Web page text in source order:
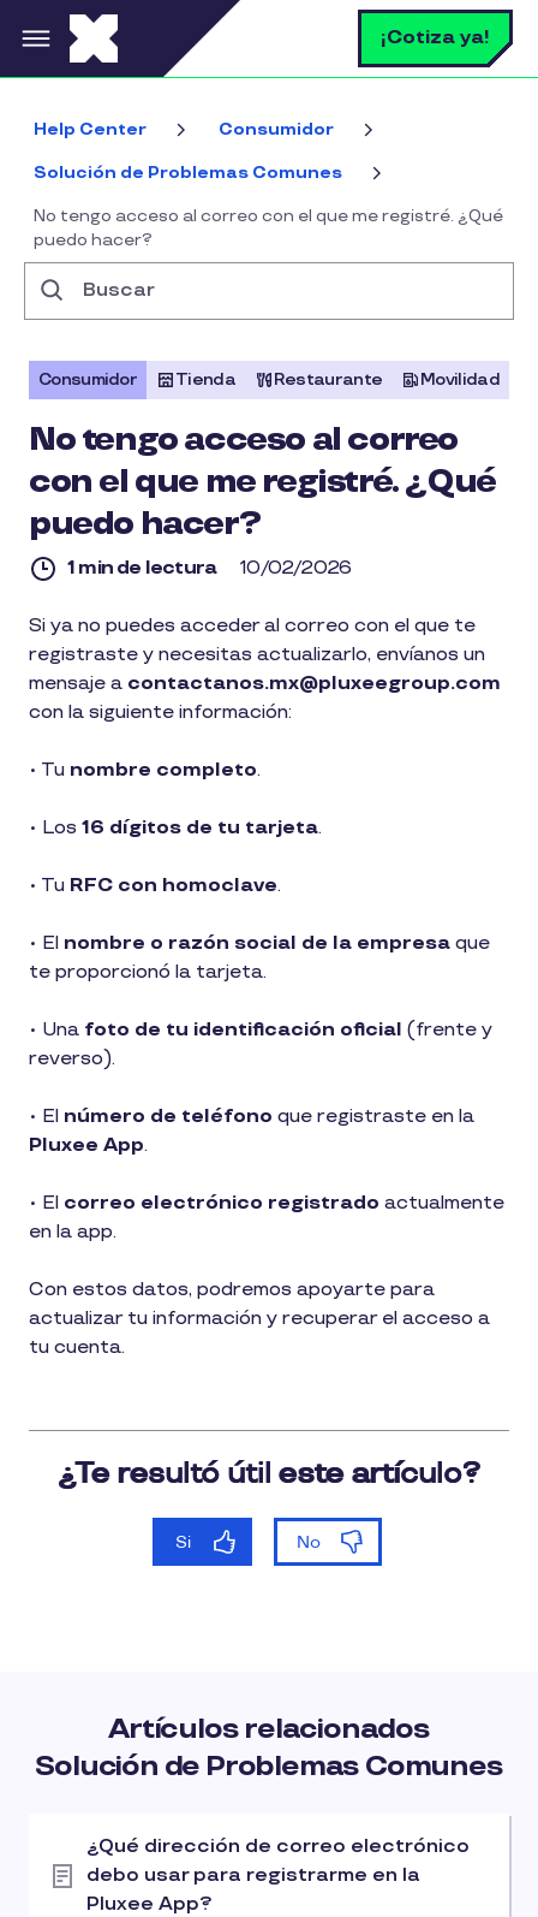
Pasar al contenido principal ¡Cotiza ya!
Help Center Consumidor
Solución de Problemas Comunes
No tengo acceso al correo con el que me registré. ¿Qué
puedo hacer?
Consumidor Tienda Restaurante Movilidad
No tengo acceso al correo
con el que me registré. ¿Qué
puedo hacer?
1 min de lectura 10/02/2026
1
min
de
lectura
Si ya no puedes acceder al correo con el que te
registraste y necesitas actualizarlo, envíanos un
mensaje a contactanos.mx@pluxeegroup.com
con la siguiente información:
• Tu nombre completo.
• Los 16 dígitos de tu tarjeta.
• Tu RFC con homoclave.
• El nombre o razón social de la empresa que
te proporcionó la tarjeta.
• Una foto de tu identificación oficial (frente y
reverso).
• El número de teléfono que registraste en la
Pluxee App.
• El correo electrónico registrado actualmente
en la app.
Con estos datos, podremos apoyarte para
actualizar tu información y recuperar el acceso a
tu cuenta.
Artículos relacionados
Solución de Problemas Comunes
¿Qué dirección de correo electrónico
debo usar para registrarme en la
Pluxee App?